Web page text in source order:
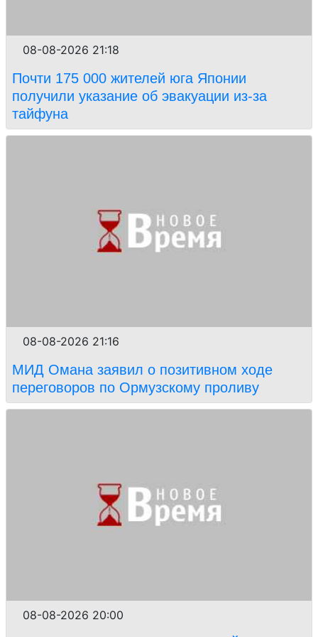
08-08-2026 21:18
Почти 175 000 жителей юга Японии
получили указание об эвакуации из-за
тайфуна
08-08-2026 21:16
МИД Омана заявил о позитивном ходе
переговоров по Ормузскому проливу
08-08-2026 20:00